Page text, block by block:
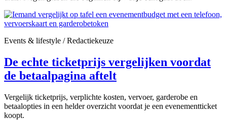
Events & lifestyle / Redactiekeuze
De echte ticketprijs vergelijken voordat
de betaalpagina aftelt
Vergelijk ticketprijs, verplichte kosten, vervoer, garderobe en
betaalopties in een helder overzicht voordat je een evenementticket
koopt.